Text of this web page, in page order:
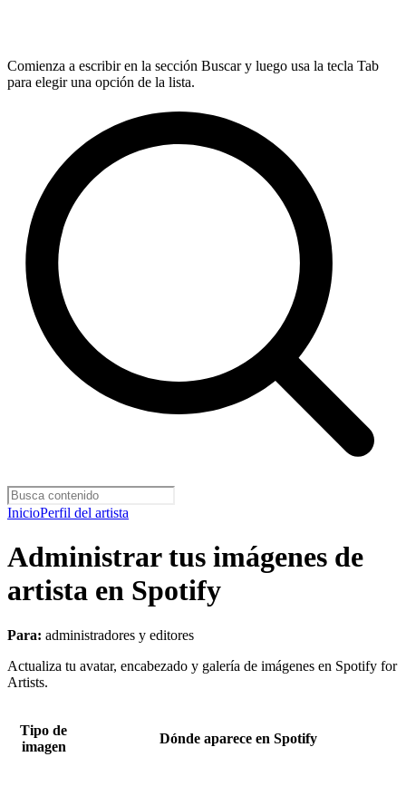
Comienza a escribir en la sección Buscar y luego usa la tecla Tab
para elegir una opción de la lista.
InicioPerfil del artista
Administrar tus imágenes de
artista en Spotify
Para: administradores y editores
Actualiza tu avatar, encabezado y galería de imágenes en Spotify for
Artists.
Tipo de
imagen
Dónde aparece en Spotify